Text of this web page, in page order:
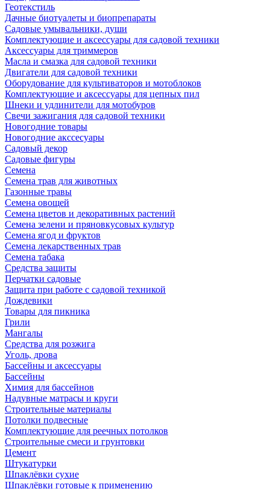
Геотекстиль
Дачные биотуалеты и биопрепараты
Садовые умывальники, души
Комплектующие и аксессуары для садовой техники
Аксессуары для триммеров
Масла и смазка для садовой техники
Двигатели для садовой техники
Оборудование для культиваторов и мотоблоков
Комплектующие и аксессуары для цепных пил
Шнеки и удлинители для мотобуров
Свечи зажигания для садовой техники
Новогодние товары
Новогодние акссесуары
Садовый декор
Садовые фигуры
Семена
Семена трав для животных
Газонные травы
Семена овощей
Семена цветов и декоративных растений
Семена зелени и пряновкусовых культур
Семена ягод и фруктов
Семена лекарственных трав
Семена табака
Средства защиты
Перчатки садовые
Защита при работе с садовой техникой
Дождевики
Товары для пикника
Грили
Мангалы
Средства для розжига
Уголь, дрова
Бассейны и аксессуары
Бассейны
Химия для бассейнов
Надувные матрасы и круги
Строительные материалы
Потолки подвесные
Комплектующие для реечных потолков
Строительные смеси и грунтовки
Цемент
Штукатурки
Шпаклёвки сухие
Шпаклёвки готовые к применению